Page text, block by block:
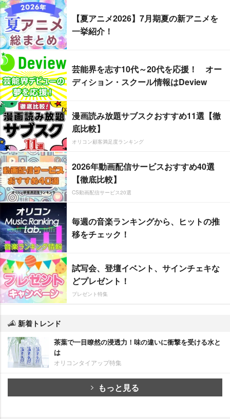
【夏アニメ2026】7月期夏の新アニメを
一挙紹介！
芸能界を志す10代～20代を応援！ オー
ディション・スクール情報はDeview
漫画読み放題サブスクおすすめ11選【徹
底比較】
オリコン顧客満足度ランキング
2026年動画配信サービスおすすめ40選
【徹底比較】
CS動画配信サービス20選
毎週の音楽ランキングから、ヒットの推
移をチェック！
試写会、登壇イベント、サインチェキな
どプレゼント！
プレゼント特集
新着トレンド
茶葉で一目瞭然の浸透力！味の違いに衝撃を受ける水と
は
オリコンタイアップ特集
もっと見る